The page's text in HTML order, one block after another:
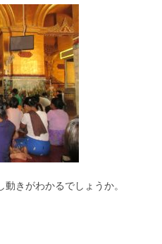
きがわかるでしょうか。